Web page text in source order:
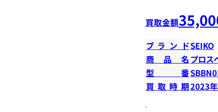
買取金額
ブランドSEIKO
商品名 プロス
型番
買取時期2023